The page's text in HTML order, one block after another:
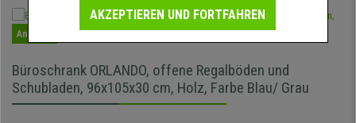
Angebot
Büroschrank ORLANDO, offene Regalböden und
Schubladen, 96x105x30 cm, Holz, Farbe Blau/ Grau
AKZEPTIEREN UND FORTFAHREN